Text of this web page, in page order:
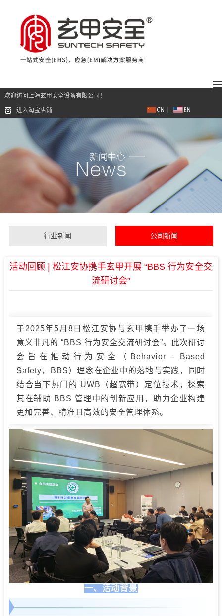
欢迎访问上海玄甲安全设备有限公司！
进入淘宝店铺
行业新闻 公司新闻
活动回顾 | 松江安协携手玄甲开展 “BBS 行为安全交
流研讨会”
于2025年5月8日松江安协与玄甲携手举办了一场
意义非凡的 “BBS 行为安全交流研讨会”。此次研讨
会旨在推动行为安全（Behavior - Based
Safety，BBS）理念在企业中的落地与实践，同时
结合当下热门的 UWB（超宽带）定位技术，探索
其在辅助 BBS 管理中的创新应用，助力企业构建
更加完善、精准且高效的安全管理体系。
一、 活动背景